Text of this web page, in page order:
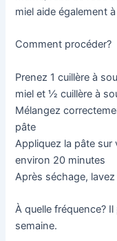
miel aide également
Comment procéder?
Prenez 1 cuillère à
miel et ½ cuillère à
Mélangez
pâte
Appliquez la pâte
environ 20 minutes
Après séchage,
À quelle fréquence?
semaine.